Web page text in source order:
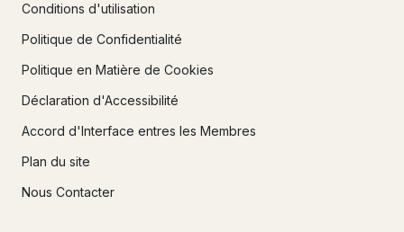
Conditions d'utilisation
Politique de Confidentialité
Politique en Matière de Cookies
Déclaration d'Accessibilité
Accord d'Interface entres les Membres
Plan du site
Nous Contacter